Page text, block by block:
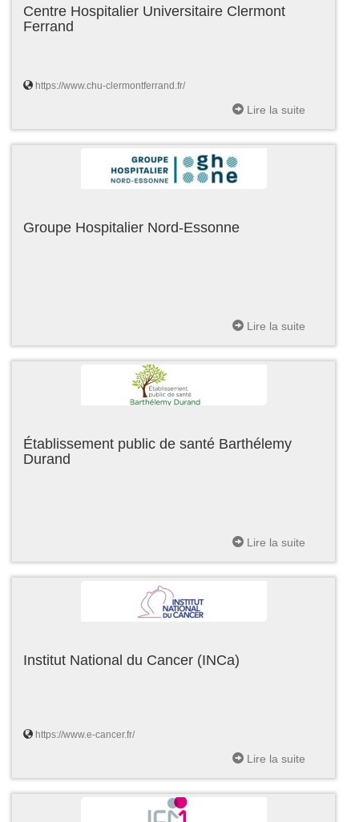
Centre Hospitalier Universitaire Clermont
Ferrand
https://www.chu-clermontferrand.fr/
Lire la suite
Groupe Hospitalier Nord-Essonne
Lire la suite
Établissement public de santé Barthélemy
Durand
Lire la suite
Institut National du Cancer (INCa)
https://www.e-cancer.fr/
Lire la suite